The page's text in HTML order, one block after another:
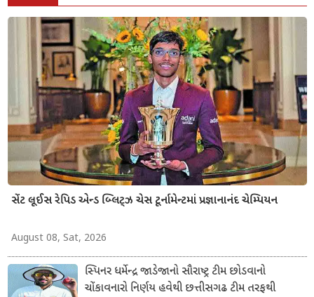
સેંટ લૂઈસ રેપિડ એન્ડ બ્લિટ્ઝ ચેસ ટૂર્નામેન્ટમાં પ્રજ્ઞાનાનંદ ચેમ્પિયન
August 08, Sat, 2026
સ્પિનર ધર્મેન્દ્ર જાડેજાનો સૌરાષ્ટ્ર ટીમ છોડવાનો
ચોંકાવનારો નિર્ણય હવેથી છત્તીસગઢ ટીમ તરફથી